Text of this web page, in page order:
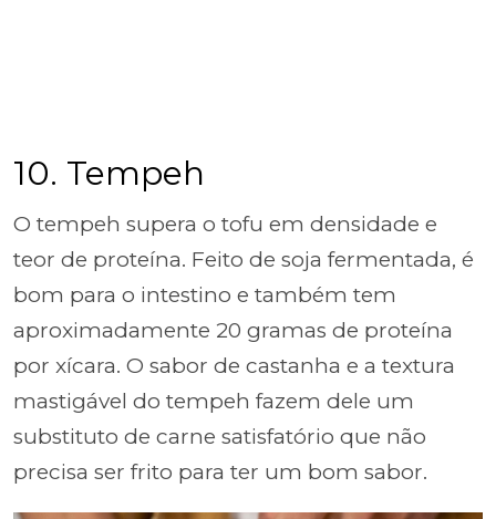
10. Tempeh
O tempeh supera o tofu em densidade e
teor de proteína. Feito de soja fermentada, é
bom para o intestino e também tem
aproximadamente 20 gramas de proteína
por xícara. O sabor de castanha e a textura
mastigável do tempeh fazem dele um
substituto de carne satisfatório que não
precisa ser frito para ter um bom sabor.